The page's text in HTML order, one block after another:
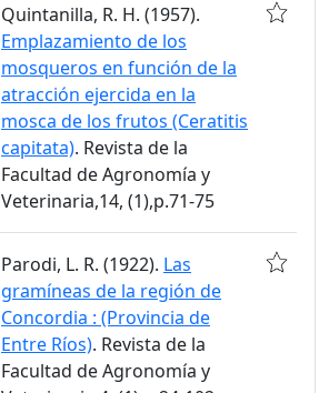
Quintanilla, R. H. (1957).
Emplazamiento de los
mosqueros en función de la
atracción ejercida en la
mosca de los frutos (Ceratitis
capitata). Revista de la
Facultad de Agronomía y
Veterinaria,14, (1),p.71-75
Parodi, L. R. (1922). Las
gramíneas de la región de
Concordia : (Provincia de
Entre Ríos). Revista de la
Facultad de Agronomía y